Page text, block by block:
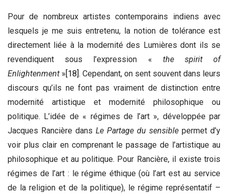
Pour de nombreux artistes contemporains indiens avec
lesquels je me suis entretenu, la notion de tolérance est
directement liée à la modernité des Lumières dont ils se
revendiquent sous l’expression « the spirit of
Enlightenment »[18]. Cependant, on sent souvent dans leurs
discours qu’ils ne font pas vraiment de distinction entre
modernité artistique et modernité philosophique ou
politique. L’idée de « régimes de l’art », développée par
Jacques Rancière dans Le Partage du sensible permet d’y
voir plus clair en comprenant le passage de l’artistique au
philosophique et au politique. Pour Rancière, il existe trois
régimes de l’art : le régime éthique (où l’art est au service
de la religion et de la politique), le régime représentatif –